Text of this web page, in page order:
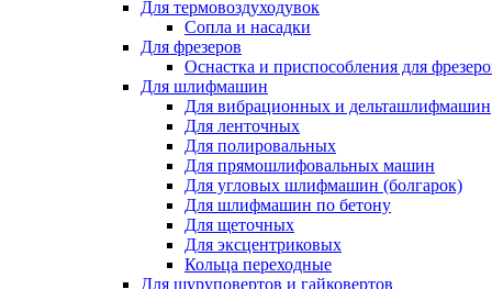
Для термовоздуходувок
Сопла и насадки
Для фрезеров
Оснастка и приспособления для
Для шлифмашин
Для вибрационных и дельташлифмашин
Для ленточных
Для полировальных
Для прямошлифовальных машин
Для угловых шлифмашин (болгарок)
Для шлифмашин по бетону
Для щеточных
Для эксцентриковых
Кольца переходные
Для шуруповертов и гайковертов